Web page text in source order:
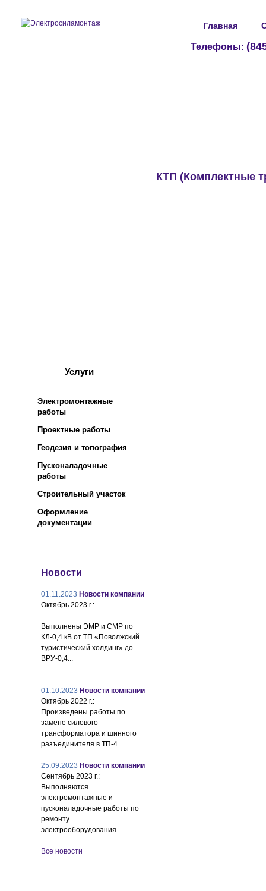
Главная
Телефоны:
КТП (Комплектные
Услуги
Электромонтажные
работы
Проектные работы
Геодезия и топография
Пусконаладочные
работы
Строительный участок
Оформление
документации
Новости
01.11.2023 Новости компании
Октябрь 2023 г.:
Выполнены ЭМР и СМР по
КЛ-0,4 кВ от ТП «Поволжский
туристический холдинг» до
ВРУ-0,4...
01.10.2023 Новости компании
Октябрь 2022 г.:
Произведены работы по
замене силового
трансформатора и шинного
разъединителя в ТП-4...
25.09.2023 Новости компании
Сентябрь 2023 г.:
Выполняются
электромонтажные и
пусконаладочные работы по
ремонту
электрооборудования...
Все новости